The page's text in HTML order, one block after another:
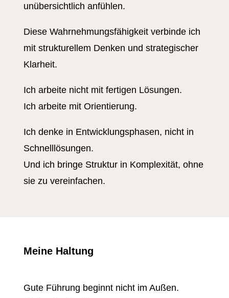
unübersichtlich anfühlen.
Diese Wahrnehmungsfähigkeit verbinde ich
mit strukturellem Denken und strategischer
Klarheit.
Ich arbeite nicht mit fertigen Lösungen.
Ich arbeite mit Orientierung.
Ich denke in Entwicklungsphasen, nicht in
Schnelllösungen.
Und ich bringe Struktur in Komplexität, ohne
sie zu vereinfachen.
Meine Haltung
Gute Führung beginnt nicht im Außen.